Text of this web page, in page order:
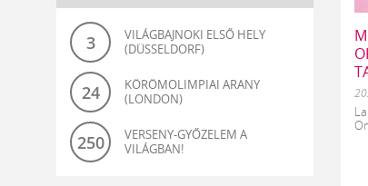
3
VILÁGBAJNOKI ELSŐ HELY
(DÜSSELDORF)
24
KÖRÖMOLIMPIAI ARANY
(LONDON)
250
VERSENY-GYŐZELEM A
VILÁGBAN!